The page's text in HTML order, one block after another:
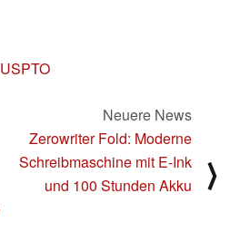
USPTO
Neuere News
Zerowriter Fold: Moderne
Schreibmaschine mit E‑Ink
und 100 Stunden Akku
⟩